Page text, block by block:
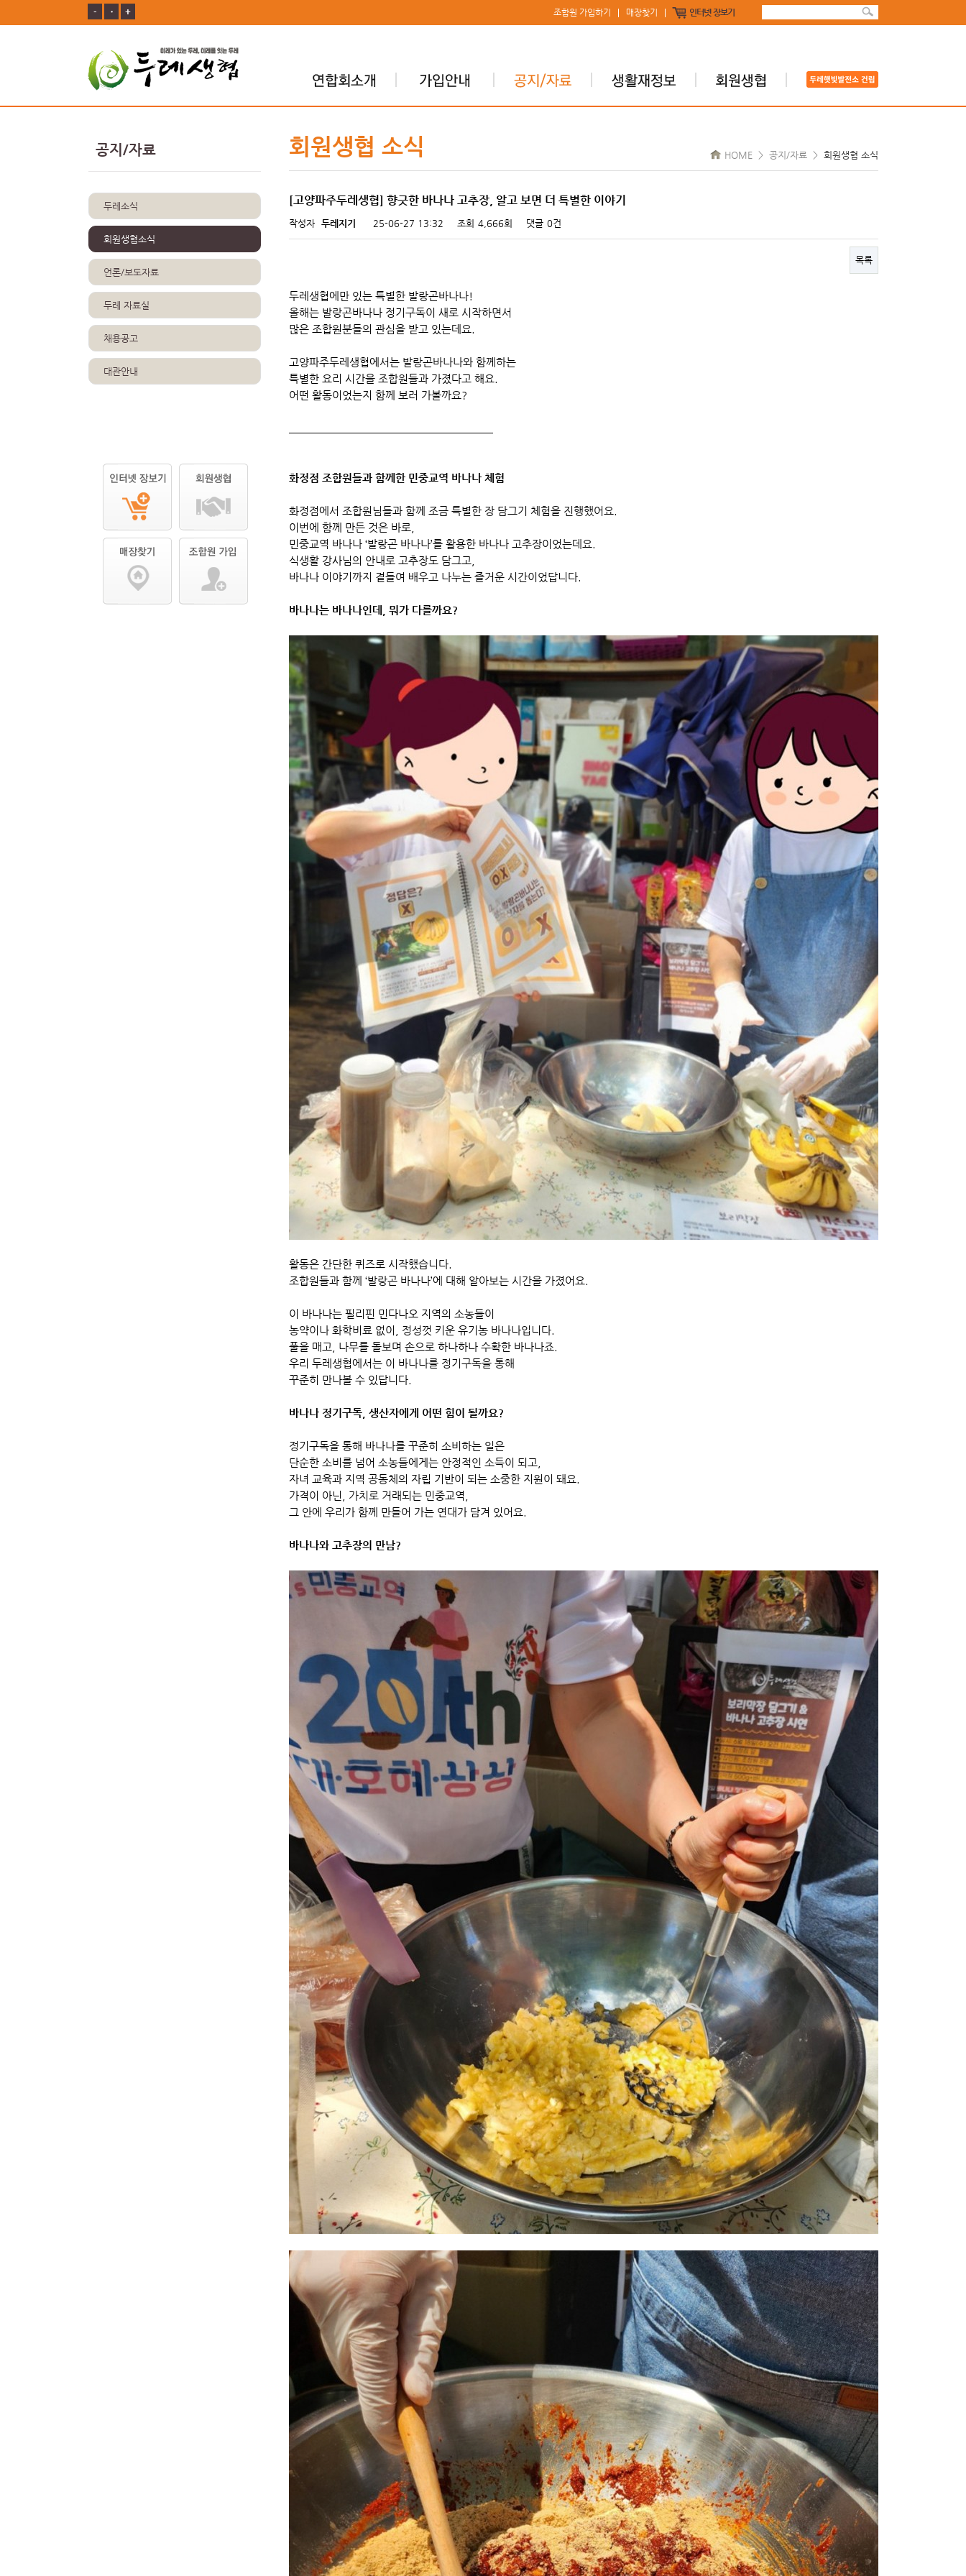
- ㆍ + 조합원 가입하기 매장찾기 인터넷 장보기
공지/자료
두레소식
회원생협소식
언론/보도자료
두레 자료실
채용공고
대관안내
회원생협 소식 HOME > 공지/자료 > 회원생협 소식
[고양파주두레생협] 향긋한 바나나 고추장, 알고 보면 더 특별한 이야기
작성자 두레지기 25-06-27 13:32 조회 4,666회 댓글 0건
목록
두레생협에만 있는 특별한 발랑곤바나나!
올해는 발랑곤바나나 정기구독이 새로 시작하면서
많은 조합원분들의 관심을 받고 있는데요.
고양파주두레생협에서는 발랑곤바나나와 함께하는
특별한 요리 시간을 조합원들과 가졌다고 해요.
어떤 활동이었는지 함께 보러 가볼까요?
화정점 조합원들과 함께한 민중교역 바나나 체험
화정점에서 조합원님들과 함께 조금 특별한 장 담그기 체험을 진행했어요.
이번에 함께 만든 것은 바로,
민중교역 바나나 ‘발랑곤 바나나’를 활용한 바나나 고추장이었는데요.
식생활 강사님의 안내로 고추장도 담그고,
바나나 이야기까지 곁들여 배우고 나누는 즐거운 시간이었답니다.
바나나는 바나나인데, 뭐가 다를까요?
활동은 간단한 퀴즈로 시작했습니다.
조합원들과 함께 ‘발랑곤 바나나’에 대해 알아보는 시간을 가졌어요.
이 바나나는 필리핀 민다나오 지역의 소농들이
농약이나 화학비료 없이, 정성껏 키운 유기농 바나나입니다.
풀을 매고, 나무를 돌보며 손으로 하나하나 수확한 바나나죠.
우리 두레생협에서는 이 바나나를 정기구독을 통해
꾸준히 만나볼 수 있답니다.
바나나 정기구독, 생산자에게 어떤 힘이 될까요?
정기구독을 통해 바나나를 꾸준히 소비하는 일은
단순한 소비를 넘어 소농들에게는 안정적인 소득이 되고,
자녀 교육과 지역 공동체의 자립 기반이 되는 소중한 지원이 돼요.
가격이 아닌, 가치로 거래되는 민중교역,
그 안에 우리가 함께 만들어 가는 연대가 담겨 있어요.
바나나와 고추장의 만남?